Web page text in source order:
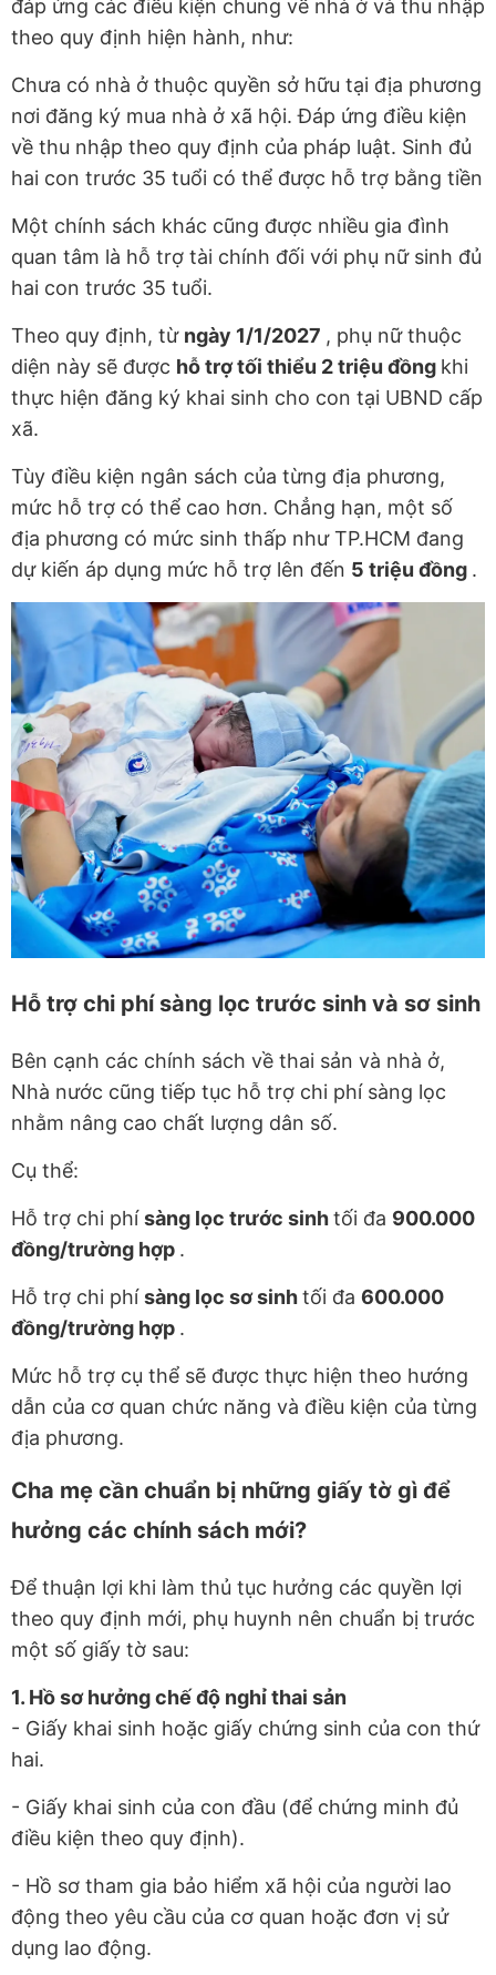
đáp ứng các điều kiện chung về nhà ở và thu nhập
theo quy định hiện hành, như:
Chưa có nhà ở thuộc quyền sở hữu tại địa phương
nơi đăng ký mua nhà ở xã hội. Đáp ứng điều kiện
về thu nhập theo quy định của pháp luật. Sinh đủ
hai con trước 35 tuổi có thể được hỗ trợ bằng tiền
Một chính sách khác cũng được nhiều gia đình
quan tâm là hỗ trợ tài chính đối với phụ nữ sinh đủ
hai con trước 35 tuổi.
Theo quy định, từ ngày 1/1/2027 , phụ nữ thuộc
diện này sẽ được hỗ trợ tối thiểu 2 triệu đồng khi
thực hiện đăng ký khai sinh cho con tại UBND cấp
xã.
Tùy điều kiện ngân sách của từng địa phương,
mức hỗ trợ có thể cao hơn. Chẳng hạn, một số
địa phương có mức sinh thấp như TP.HCM đang
dự kiến áp dụng mức hỗ trợ lên đến 5 triệu đồng .
Hỗ trợ chi phí sàng lọc trước sinh và sơ sinh
Bên cạnh các chính sách về thai sản và nhà ở,
Nhà nước cũng tiếp tục hỗ trợ chi phí sàng lọc
nhằm nâng cao chất lượng dân số.
Cụ thể:
Hỗ trợ chi phísàng lọc trước sinhtối đa 900.000
đồng/trường hợp .
Hỗ trợ chi phísàng lọc sơ sinhtối đa 600.000
đồng/trường hợp .
Mức hỗ trợ cụ thể sẽ được thực hiện theo hướng
dẫn của cơ quan chức năng và điều kiện của từng
địa phương.
Cha mẹ cần chuẩn bị những giấy tờ gì để
hưởng các chính sách mới?
Để thuận lợi khi làm thủ tục hưởng các quyền lợi
theo quy định mới, phụ huynh nên chuẩn bị trước
một số giấy tờ sau:
1. Hồ sơ hưởng chế độ nghỉ thai sản
- Giấy khai sinh hoặc giấy chứng sinh của con thứ
hai.
- Giấy khai sinh của con đầu (để chứng minh đủ
điều kiện theo quy định).
- Hồ sơ tham gia bảo hiểm xã hội của người lao
động theo yêu cầu của cơ quan hoặc đơn vị sử
dụng lao động.